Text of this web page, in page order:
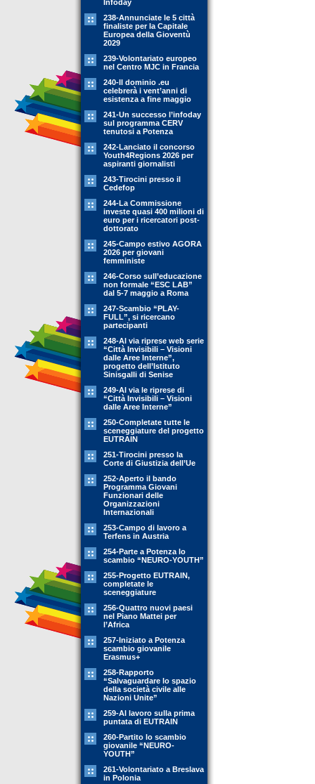
Infoday
238-Annunciate le 5 città
finaliste per la Capitale
Europea della Gioventù
2029
239-Volontariato europeo
nel Centro MJC in Francia
240-Il dominio .eu
celebrerà i vent’anni di
esistenza a fine maggio
241-Un successo l’infoday
sul programma CERV
tenutosi a Potenza
242-Lanciato il concorso
Youth4Regions 2026 per
aspiranti giornalisti
243-Tirocini presso il
Cedefop
244-La Commissione
investe quasi 400 milioni di
euro per i ricercatori post-
dottorato
245-Campo estivo AGORA
2026 per giovani
femministe
246-Corso sull’educazione
non formale “ESC LAB”
dal 5-7 maggio a Roma
247-Scambio “PLAY-
FULL”, si ricercano
partecipanti
248-Al via riprese web serie
“Città Invisibili – Visioni
dalle Aree Interne”,
progetto dell’Istituto
Sinisgalli di Senise
249-Al via le riprese di
“Città Invisibili – Visioni
dalle Aree Interne”
250-Completate tutte le
sceneggiature del progetto
EUTRAIN
251-Tirocini presso la
Corte di Giustizia dell’Ue
252-Aperto il bando
Programma Giovani
Funzionari delle
Organizzazioni
Internazionali
253-Campo di lavoro a
Terfens in Austria
254-Parte a Potenza lo
scambio “NEURO-YOUTH”
255-Progetto EUTRAIN,
completate le
sceneggiature
256-Quattro nuovi paesi
nel Piano Mattei per
l’Africa
257-Iniziato a Potenza
scambio giovanile
Erasmus+
258-Rapporto
“Salvaguardare lo spazio
della società civile alle
Nazioni Unite”
259-Al lavoro sulla prima
puntata di EUTRAIN
260-Partito lo scambio
giovanile “NEURO-
YOUTH”
261-Volontariato a Breslava
in Polonia